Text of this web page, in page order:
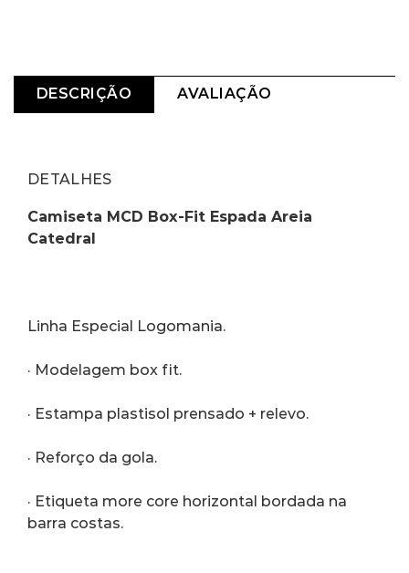
DESCRIÇÃO AVALIAÇÃO
DETALHES
Camiseta MCD Box-Fit Espada Areia
Catedral
Linha Especial Logomania.
· Modelagem box fit.
· Estampa plastisol prensado + relevo.
· Reforço da gola.
· Etiqueta more core horizontal bordada na
barra costas.